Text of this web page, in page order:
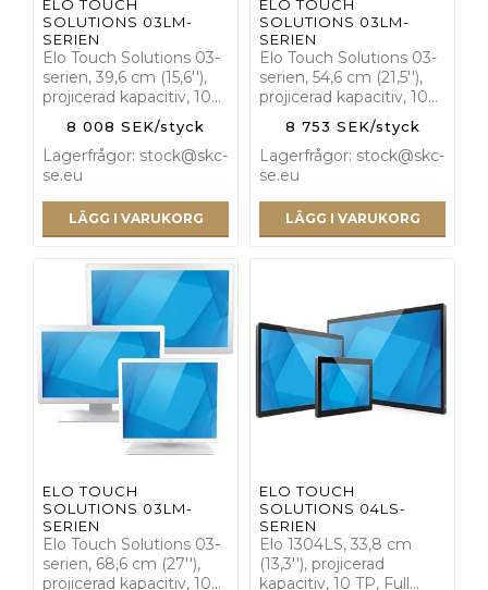
ELO TOUCH
SOLUTIONS 03LM-
SERIEN
Elo Touch Solutions 03-
serien, 39,6 cm (15,6''),
projicerad kapacitiv, 10…
8 008 SEK/styck
Lagerfrågor: stock@skc-
se.eu
LÄGG I VARUKORG
ELO TOUCH
SOLUTIONS 03LM-
SERIEN
Elo Touch Solutions 03-
serien, 54,6 cm (21,5''),
projicerad kapacitiv, 10…
8 753 SEK/styck
Lagerfrågor: stock@skc-
se.eu
LÄGG I VARUKORG
ELO TOUCH
SOLUTIONS 03LM-
SERIEN
Elo Touch Solutions 03-
serien, 68,6 cm (27''),
projicerad kapacitiv, 10…
ELO TOUCH
SOLUTIONS 04LS-
SERIEN
Elo 1304LS, 33,8 cm
(13,3''), projicerad
kapacitiv, 10 TP, Full…